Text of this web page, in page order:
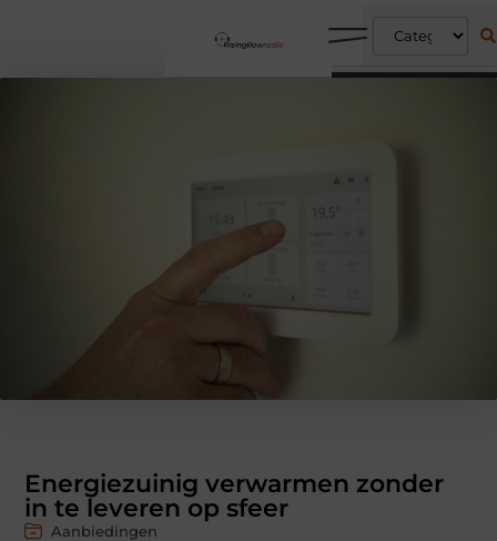
Energiezuinig verwarmen zonder
in te leveren op sfeer
Aanbiedingen